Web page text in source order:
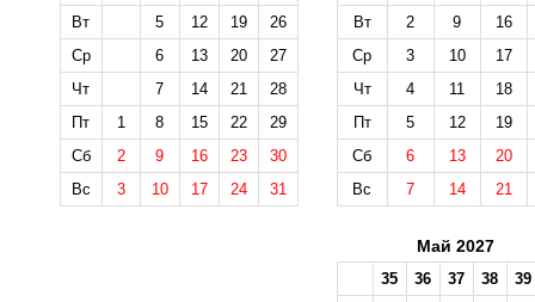
Вт
5 12 19
26
Ср
6 13 20
27
Чт
7 14 21
28
Пт
1 8 15 22
29
Сб
2 9 16 23
30
Вс
3 10 17 24 31
Вт
2 9
16
Ср
3 10
17
Чт
4 11
18
Пт
5 12
19
Сб
6 13
20
Вс
7 14 21
Май 2027
35 36 37 38
39